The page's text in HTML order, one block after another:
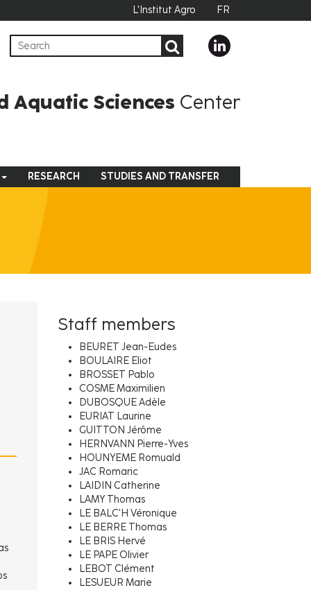
L'Institut Agro FR
Aquatic Sciences Center
RESEARCH STUDIES AND TRANSFER
Staff members
BEURET Jean-Eudes
BOULAIRE Eliot
BROSSET Pablo
COSME Maximilien
DUBOSQUE Adèle
EURIAT Laurine
GUITTON Jérôme
HERNVANN Pierre-Yves
HOUNYEME Romuald
JAC Romaric
LAIDIN Catherine
LAMY Thomas
LE BALC'H Véronique
LE BERRE Thomas
LE BRIS Hervé
LE PAPE Olivier
LEBOT Clément
LESUEUR Marie